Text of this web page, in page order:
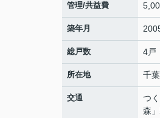
管理/共益費
築年月
総戸数 4戸
所在地 千
交通 つ
森